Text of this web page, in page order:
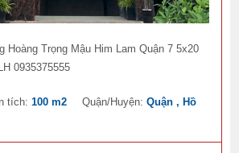
Hoàng Trọng Mậu Him Lam Quận 7 5x20
0935375555
tích:100 m2 Quận/Huyện:Quận , Hồ